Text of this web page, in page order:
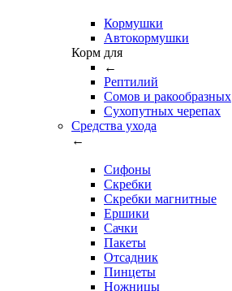
Кормушки
Автокормушки
Корм для
←
Рептилий
Сомов и ракообразных
Сухопутных черепах
Средства ухода
←
Сифоны
Скребки
Скребки магнитные
Ершики
Сачки
Пакеты
Отсадник
Пинцеты
Ножницы